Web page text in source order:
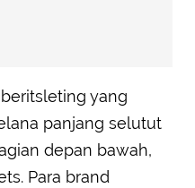
yang
panjang selutut
depan bawah,
Para brand